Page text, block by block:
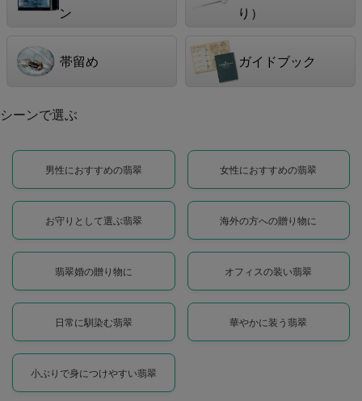
ン
り）
帯留め ガイドブック
シーンで選ぶ
男性におすすめの翡翠 女性におすすめの翡翠
お守りとして選ぶ翡翠 海外の方への贈り物に
翡翠婚の贈り物に オフィスの装い翡翠
日常に馴染む翡翠 華やかに装う翡翠
小ぶりで身につけやすい翡翠